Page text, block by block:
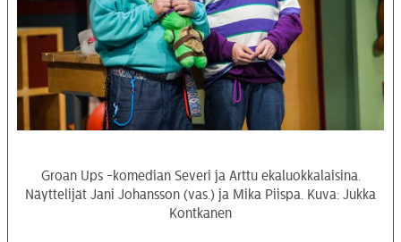
Groan Ups -komedian Severi ja Arttu ekaluokkalaisina.
Näyttelijät Jani Johansson (vas.) ja Mika Piispa. Kuva: Jukka
Kontkanen